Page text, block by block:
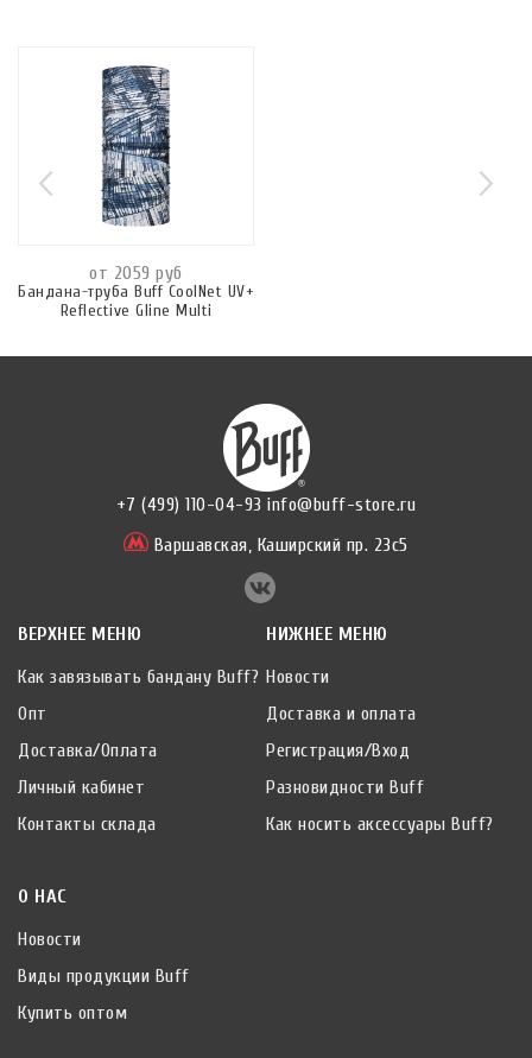
от 2059 руб
Бандана-труба Buff CoolNet UV+
Reflective Gline Multi
+7 (499) 110-04-93 info@buff-store.ru
Варшавская, Каширский пр. 23с5
ВЕРХНЕЕ МЕНЮ
Как завязывать бандану Buff?
Опт
Доставка/Оплата
Личный кабинет
Контакты склада
НИЖНЕЕ МЕНЮ
Новости
Доставка и оплата
Регистрация/Вход
Разновидности Buff
Как носить аксессуары Buff?
О НАС
Новости
Виды продукции Buff
Купить оптом